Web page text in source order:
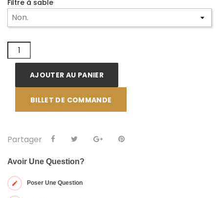
Filtre à sable
AJOUTER AU PANIER
BILLET DE COMMANDE
Partager
Avoir Une Question?
Poser Une Question